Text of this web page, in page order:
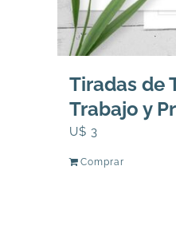
Tiradas de
Trabajo y
U$ 3
Comprar